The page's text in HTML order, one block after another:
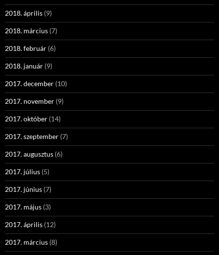
2018. április (9)
2018. március (7)
2018. február (6)
2018. január (9)
2017. december (10)
2017. november (9)
2017. október (14)
2017. szeptember (7)
2017. augusztus (6)
2017. július (5)
2017. június (7)
2017. május (3)
2017. április (12)
2017. március (8)